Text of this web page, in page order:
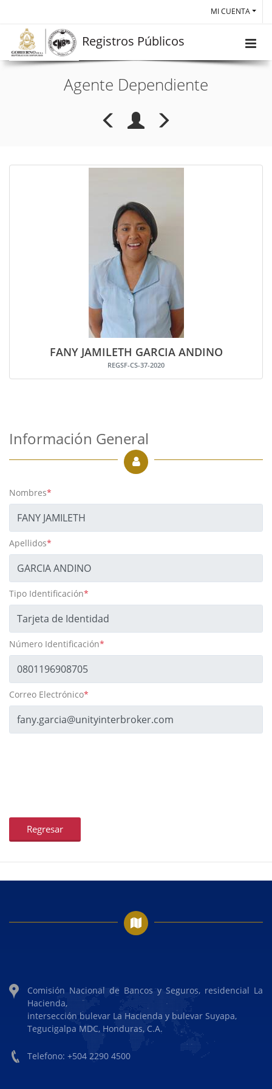
MI CUENTA
Registros Públicos
Agente Dependiente
FANY JAMILETH GARCIA ANDINO
REGSF-CS-37-2020
Información General
Nombres*
Apellidos*
Tipo Identificación*
Número Identificación*
Correo Electrónico*
Regresar
Comisión Nacional de Bancos y Seguros, residencial La
Hacienda,
intersección bulevar La Hacienda y bulevar Suyapa,
Tegucigalpa MDC, Honduras, C.A.
Telefono: +504 2290 4500